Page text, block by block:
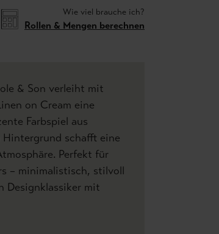
Wie viel brauche ich?
Rollen & Mengen berechnen
& Son verleiht mit
on Cream eine
Farbspiel aus
schafft eine
Perfekt für
– minimalistisch, stilvoll
Designklassiker mit